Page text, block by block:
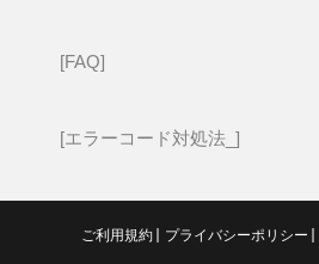
FAQ
エラーコード対処法_
ご利用規約 プライバシーポリシー